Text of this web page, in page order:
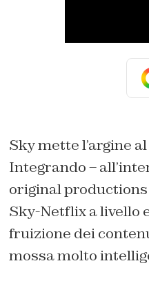
Sky mette l’argine
Integrando –
original
Sky-Netflix a livello
fruizione dei
mossa molto